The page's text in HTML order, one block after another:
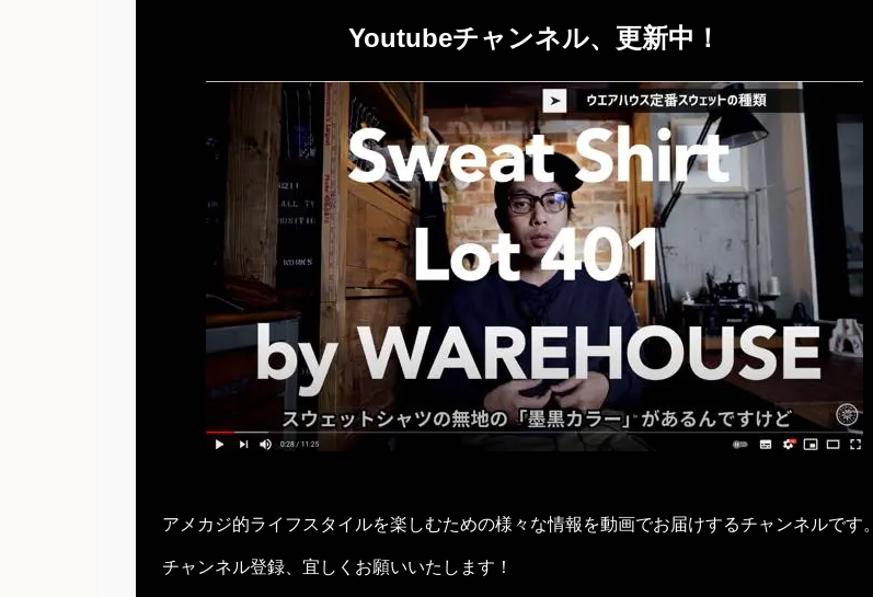
Youtubeチャンネル、更新中！
アメカジ的ライフスタイルを楽しむための様々な情報を動画でお届けするチャンネルです。
チャンネル登録、宜しくお願いいたします！